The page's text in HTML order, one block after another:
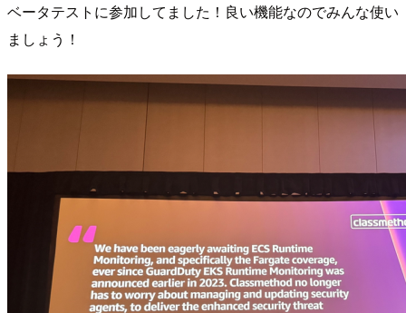
ベータテストに参加してました！良い機能なのでみんな使い
ましょう！